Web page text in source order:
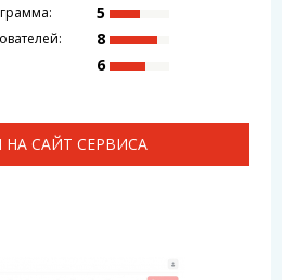
5
8
6
НА САЙТ СЕРВИСА